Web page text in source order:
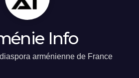
Info
arménienne de France